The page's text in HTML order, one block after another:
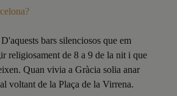
bars silenciosos que em
religiosament de 8 a 9 de la nit i que
Quan vivia a Gràcia solia anar
voltant de la Plaça de la Virrena.